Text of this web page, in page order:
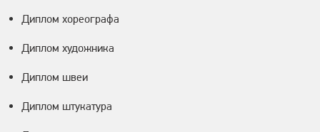
Диплом хореографа
Диплом художника
Диплом швеи
Диплом штукатура